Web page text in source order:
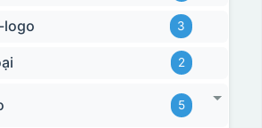
logo 3
2
5